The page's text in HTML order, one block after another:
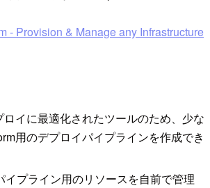
- Provision & Manage any Infrastructure
ロイに最適化されたツールのため、少な
用のデプロイパイプラインを作成でき
イプライン用のリソースを自前で管理